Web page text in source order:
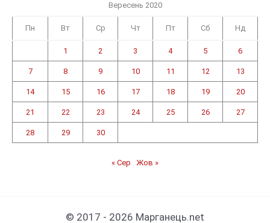
Вересень 2020
Пн Вт Ср Чт Пт Сб Нд
1 2 3 4 5 6
7 8 9 10 11 12 13
14 15 16 17 18 19 20
21 22 23 24 25 26 27
28 29 30
« Сер Жов »
© 2017 - 2026 Марганець.net